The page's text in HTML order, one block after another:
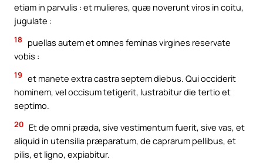
etiam in parvulis : et mulieres, quæ noverunt viros in coitu,
jugulate :
18
puellas autem et omnes feminas virgines reservate
vobis :
19 et manete extra castra septem diebus. Qui occiderit
hominem, vel occisum tetigerit, lustrabitur die tertio et
septimo.
20 Et de omni præda, sive vestimentum fuerit, sive vas, et
aliquid in utensilia præparatum, de caprarum pellibus, et
pilis, et ligno, expiabitur.